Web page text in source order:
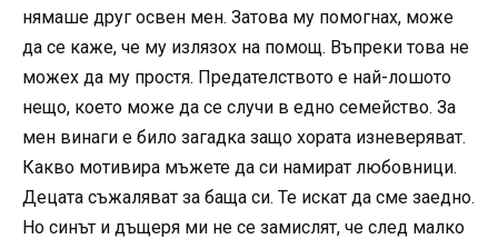
нямаше друг освен мен. Затова му помогнах, може
да се каже, че му излязох на помощ. Въпреки това не
можех да му простя. Предателството е най-лошото
нещо, което може да се случи в едно семейство. За
мен винаги е било загадка защо хората изневеряват.
Какво мотивира мъжете да си намират любовници.
Децата съжаляват за баща си. Те искат да сме заедно.
Но синът и дъщеря ми не се замислят, че след малко